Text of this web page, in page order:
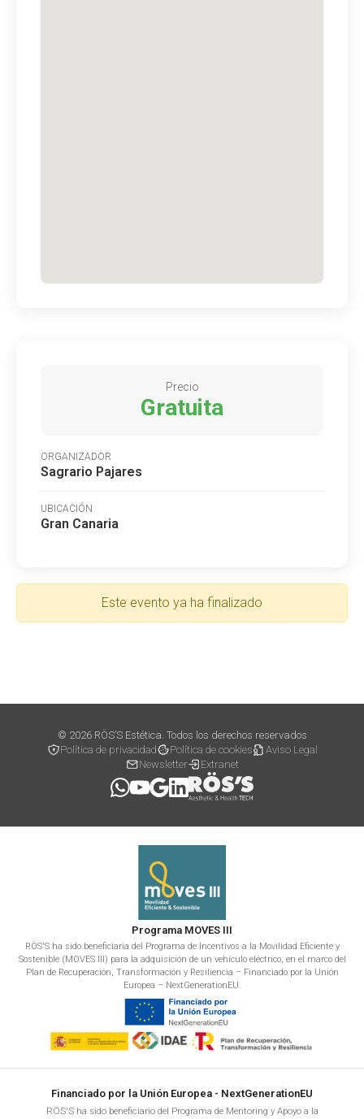
Precio
Gratuita
ORGANIZADOR
Sagrario Pajares
UBICACIÓN
Gran Canaria
Este evento ya ha finalizado
© 2026 RÖS’S Estética. Todos los derechos reservados
Política de privacidad
Política de cookies
Aviso Legal
Newsletter
Extranet
Programa MOVES III
RÖS'S ha sido beneficiaria del Programa de Incentivos a la Movilidad Eficiente y
Sostenible (MOVES III) para la adquisición de un vehículo eléctrico, en el marco del
Plan de Recuperación, Transformación y Resiliencia – Financiado por la Unión
Europea – NextGenerationEU.
Financiado por la Unión Europea - NextGenerationEU
RÖS'S ha sido beneficiario del Programa de Mentoring y Apoyo a la